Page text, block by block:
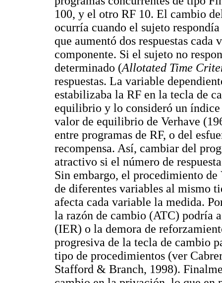
100, y el otro RF 10. El cambio
ocurría cuando el sujeto
que aumentó dos respuestas cada
componente. Si el sujeto no
determinado (Allotated Time
respuestas. La variable
estabilizaba la RF en la tecla de
equilibrio y lo consideró un
valor de equilibrio de Verhave
entre programas de RF, o del
recompensa. Así, cambiar del
atractivo si el número de
Sin embargo, el procedimiento de
de diferentes variables al mismo
afecta cada variable la medida.
la razón de cambio (ATC) podría
(IER) o la demora de
progresiva de la tecla de cambio
tipo de procedimientos (ver
Stafford & Branch, 1998).